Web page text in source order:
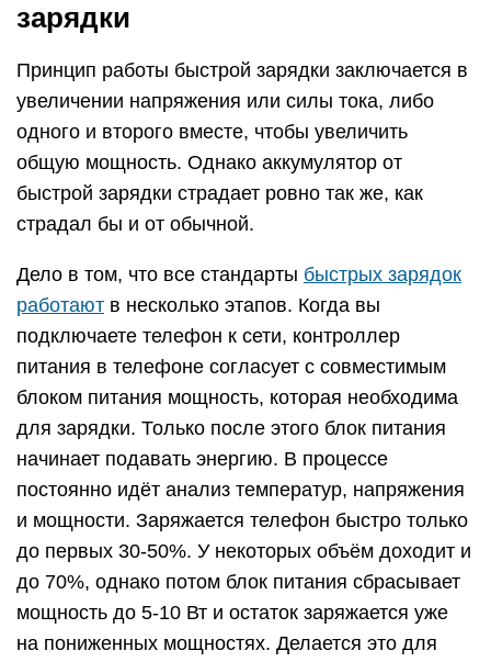
зарядки
Принцип работы быстрой зарядки заключается в
увеличении напряжения или силы тока, либо
одного и второго вместе, чтобы увеличить
общую мощность. Однако аккумулятор от
быстрой зарядки страдает ровно так же, как
страдал бы и от обычной.
Дело в том, что все стандарты быстрых зарядок
работают в несколько этапов. Когда вы
подключаете телефон к сети, контроллер
питания в телефоне согласует с совместимым
блоком питания мощность, которая необходима
для зарядки. Только после этого блок питания
начинает подавать энергию. В процессе
постоянно идёт анализ температур, напряжения
и мощности. Заряжается телефон быстро только
до первых 30-50%. У некоторых объём доходит и
до 70%, однако потом блок питания сбрасывает
мощность до 5-10 Вт и остаток заряжается уже
на пониженных мощностях. Делается это для